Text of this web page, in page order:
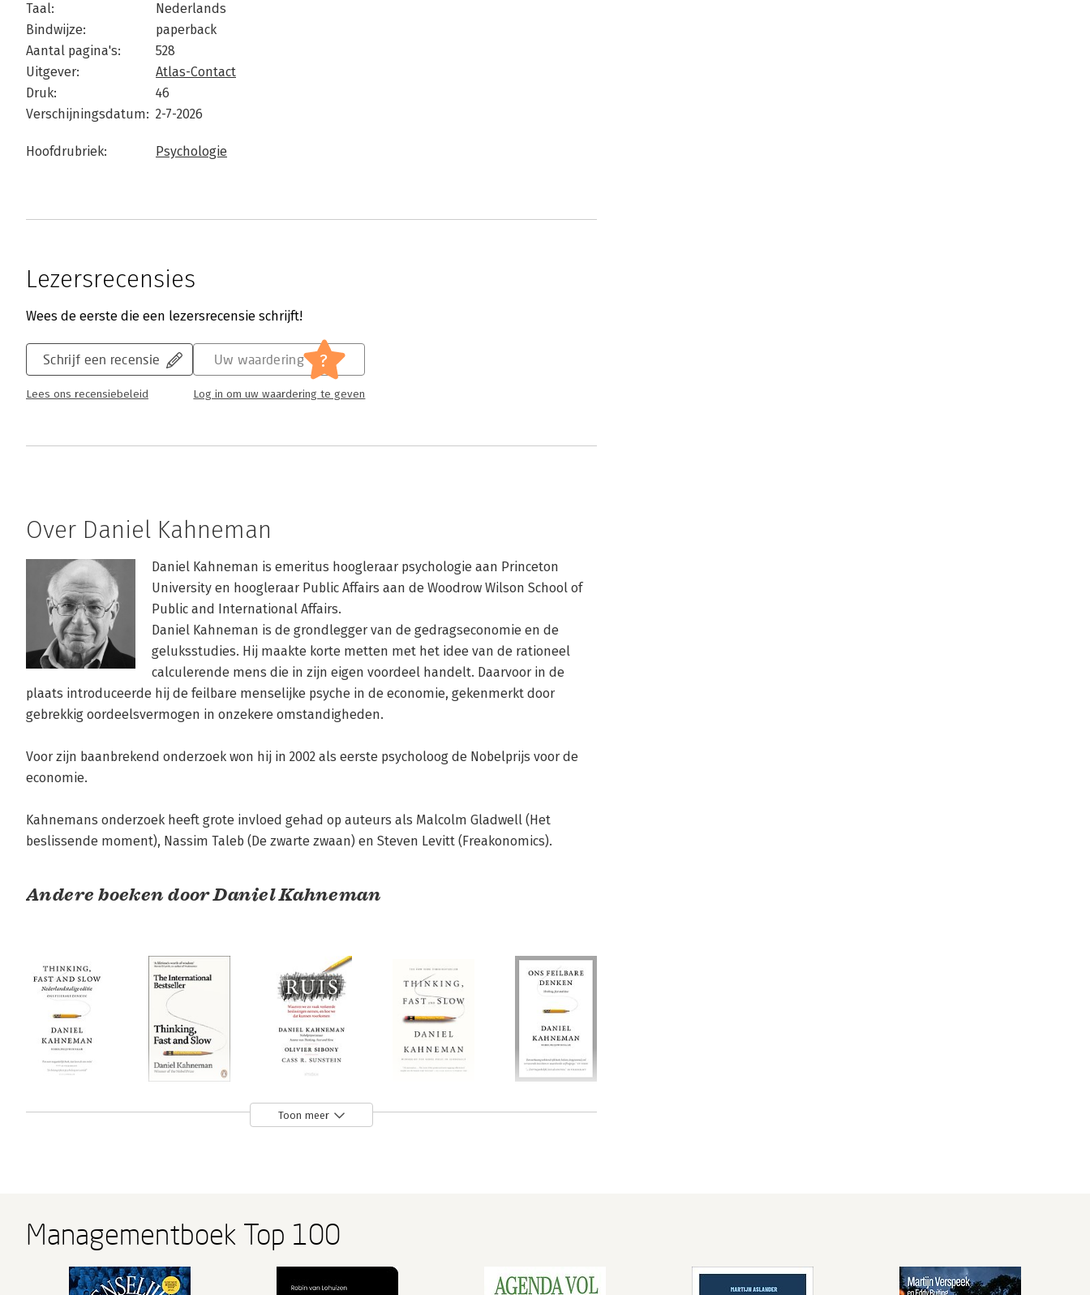
Taal:
Nederlands
Bindwijze:
paperback
Aantal pagina's:
528
Uitgever:
Atlas-Contact
Druk:
46
Verschijningsdatum: 2-7-2026
Hoofdrubriek: Psychologie
Lezersrecensies
Wees de eerste die een lezersrecensie schrijft!
Schrijf een recensie
Lees ons recensiebeleid
Uw waardering ?
Log in om uw waardering te geven
Over Daniel Kahneman
Daniel Kahneman is emeritus hoogleraar psychologie aan Princeton
University en hoogleraar Public Affairs aan de Woodrow Wilson School of
Public and International Affairs.
Daniel Kahneman is de grondlegger van de gedragseconomie en de
geluksstudies. Hij maakte korte metten met het idee van de rationeel
calculerende mens die in zijn eigen voordeel handelt. Daarvoor in de
plaats introduceerde hij de feilbare menselijke psyche in de economie, gekenmerkt door
gebrekkig oordeelsvermogen in onzekere omstandigheden.
Voor zijn baanbrekend onderzoek won hij in 2002 als eerste psycholoog de Nobelprijs voor de
economie.
Kahnemans onderzoek heeft grote invloed gehad op auteurs als Malcolm Gladwell (Het
beslissende moment), Nassim Taleb (De zwarte zwaan) en Steven Levitt (Freakonomics).
Andere boeken door Daniel Kahneman
RUIS
Toon meer
Managementboek Top 100